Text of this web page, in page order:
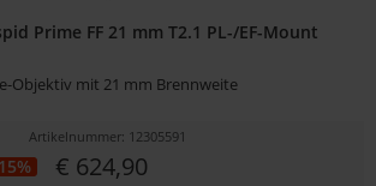
Prime FF 21 mm T2.1 PL-/EF-Mount
Objektiv mit 21 mm Brennweite
Artikelnummer: 12305591
€ 624,90